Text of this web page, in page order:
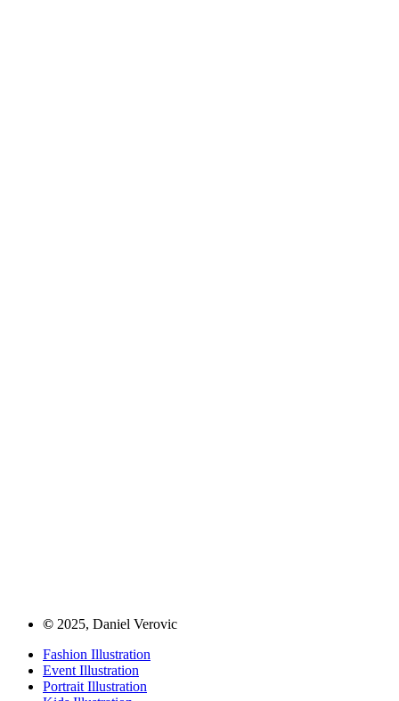
© 2025, Daniel Verovic
Fashion Illustration
Event Illustration
Portrait Illustration